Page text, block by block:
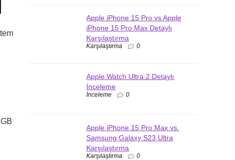
Apple iPhone 15 Pro vs Apple
iPhone 15 Pro Max Detaylı
Karşılaştırma
Karşılaştırma 0
Apple Watch Ultra 2 Detaylı
İnceleme
İnceleme 0
Apple iPhone 15 Pro Max vs.
Samsung Galaxy S23 Ultra
Karşılaştırma
Karşılaştırma 0